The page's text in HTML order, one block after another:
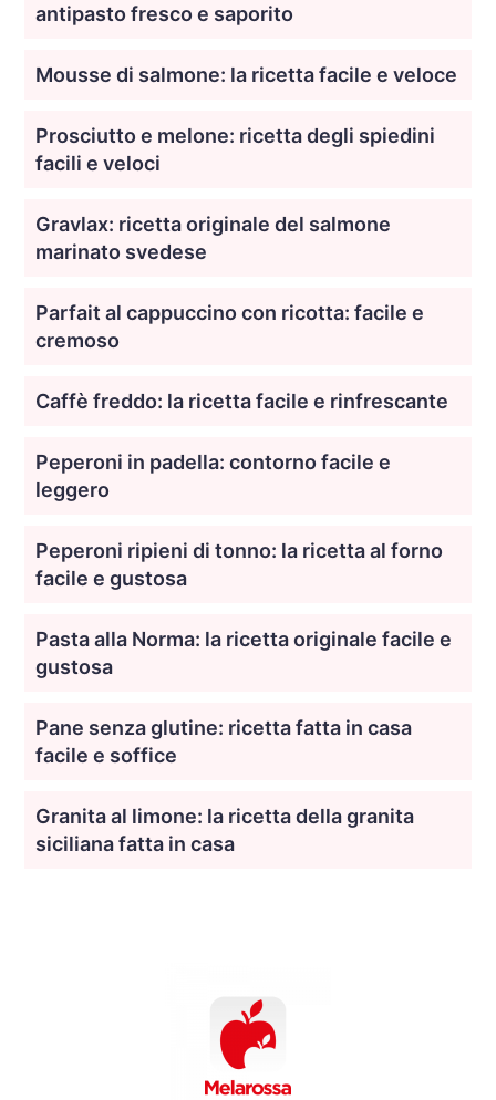
antipasto fresco e saporito
Mousse di salmone: la ricetta facile e veloce
Prosciutto e melone: ricetta degli spiedini
facili e veloci
Gravlax: ricetta originale del salmone
marinato svedese
Parfait al cappuccino con ricotta: facile e
cremoso
Caffè freddo: la ricetta facile e rinfrescante
Peperoni in padella: contorno facile e
leggero
Peperoni ripieni di tonno: la ricetta al forno
facile e gustosa
Pasta alla Norma: la ricetta originale facile e
gustosa
Pane senza glutine: ricetta fatta in casa
facile e soffice
Granita al limone: la ricetta della granita
siciliana fatta in casa